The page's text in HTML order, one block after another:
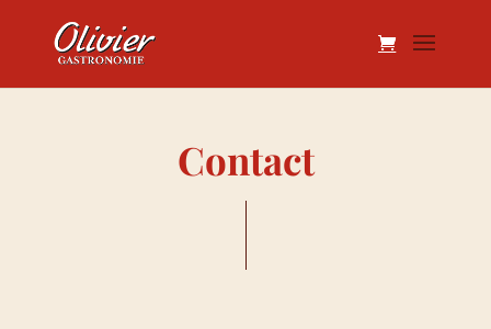
Contact